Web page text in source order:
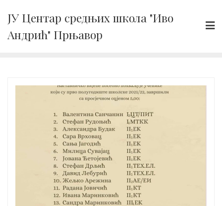
content
ЈУ Центар средњих школа "Иво
Андрић" Прњавор